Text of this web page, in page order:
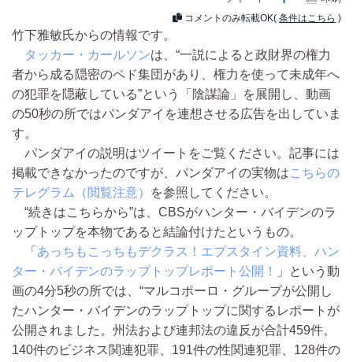
コメントのみ転載OK( 条件はこちら )
竹下雅敏氏からの情報です。
タッカー・カールソンは、“一説によると政財界の権力
者から成る隠密のペド集団があり、権力を使って未成年へ
の犯罪を隠蔽している”という「陰謀論」を展開し、動画
の50秒の所ではパンダアイを連想させる広告を出していま
す。
パンダアイの説明はツイートをご覧ください。記事には
掲載できなかったのですが、パンダアイの実物はこちらの
テレグラム（閲覧注意）
を参照してください。
“続きはこちらから”は、CBSがハンター・バイデンのラ
ップトップを本物であると結論付けたというもの。
「 あっちもこっちもデクラス！エプスタイン資料、ハン
ター・バイデンのラップトップレポート公開！
」という動
画の4分5秒の所では、“マルコポーロ・グループが公開し
たハンター・バイデンのラップトップに関するレポートが
公開されました。州法および連邦法の違反が合計459件。
140件のビジネス関連犯罪、191件の性関連犯罪、128件の